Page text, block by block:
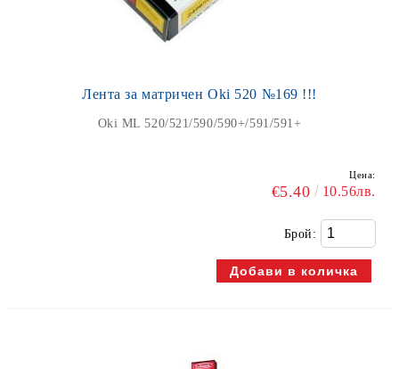
Лента за матричен Oki 520 №169 !!!
Oki ML 520/521/590/590+/591/591+
Цена:
€5.40 10.56лв.
Брой: